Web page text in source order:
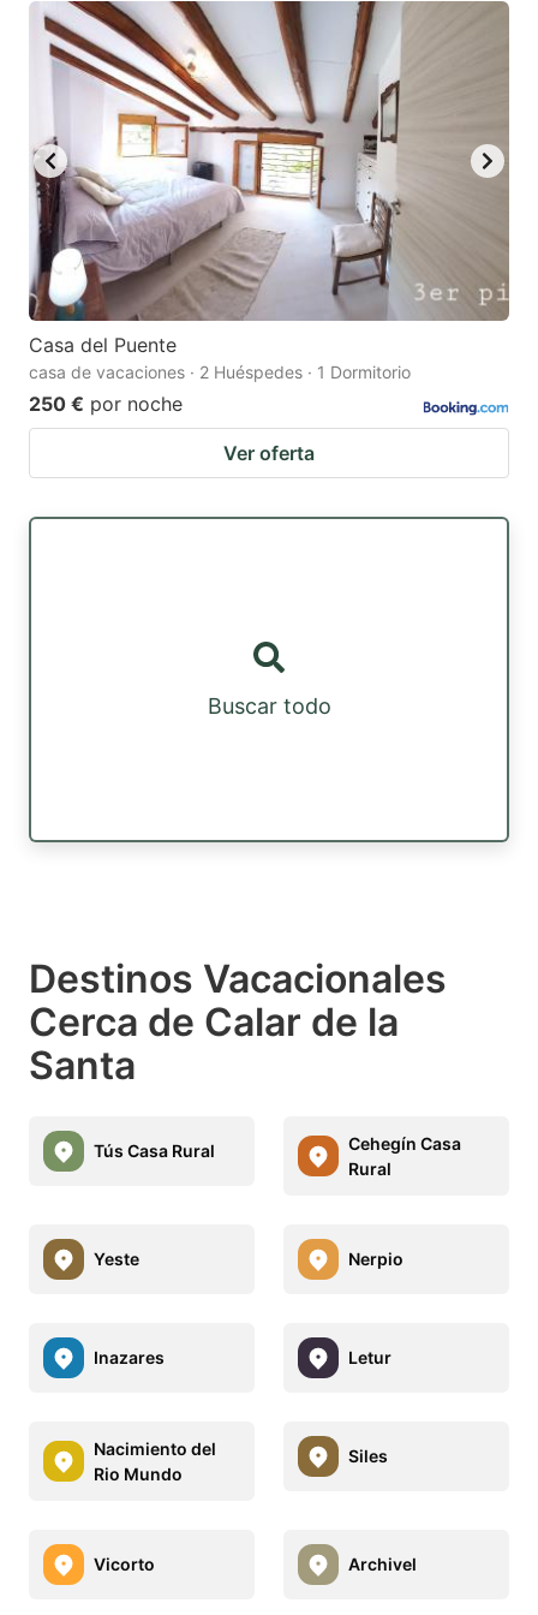
Casa del Puente
casa de vacaciones · 2 Huéspedes · 1 Dormitorio
250 € por noche
Ver oferta
Buscar todo
Destinos Vacacionales
Cerca de Calar de la
Santa
Tús Casa Rural
Cehegín Casa
Rural
Yeste Nerpio
Inazares Letur
Nacimiento del
Rio Mundo
Siles
Vicorto Archivel